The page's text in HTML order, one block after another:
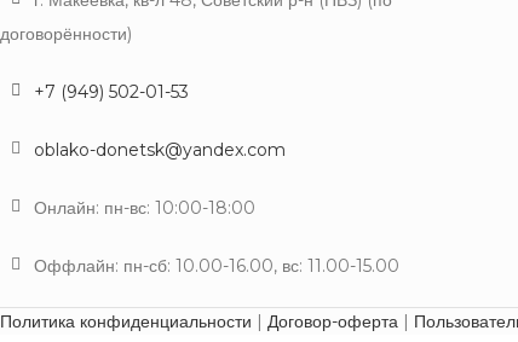
договорённости)
+7 (949) 502-01-53
oblako-donetsk@yandex.com
Онлайн: пн-вс: 10:00-18:00
Оффлайн: пн-сб: 10.00-16.00, вс: 11.00-15.00
Политика конфиденциальности | Договор-оферта |